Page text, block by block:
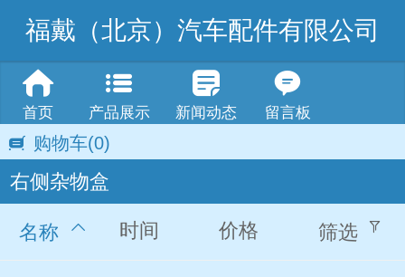
福戴（北京）汽车配件有限公司
首页 产品展示 新闻动态 留言板
购物车(0)
右侧杂物盒
名称 时间 价格 筛选